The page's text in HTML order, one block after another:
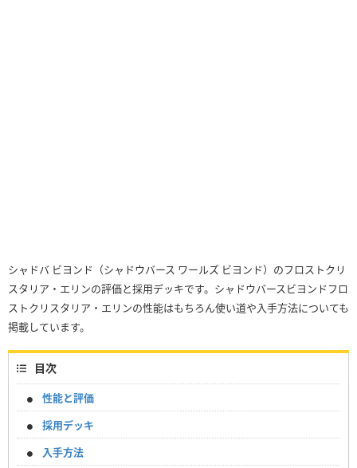
シャドバ ビヨンド（シャドウバース ワールズ ビヨンド）のフロストクリ
スタリア・エリンの評価と採用デッキです。シャドウバースビヨンドフロ
ストクリスタリア・エリンの性能はもちろん使い道や入手方法についても
掲載しています。
目次
性能と評価
採用デッキ
入手方法